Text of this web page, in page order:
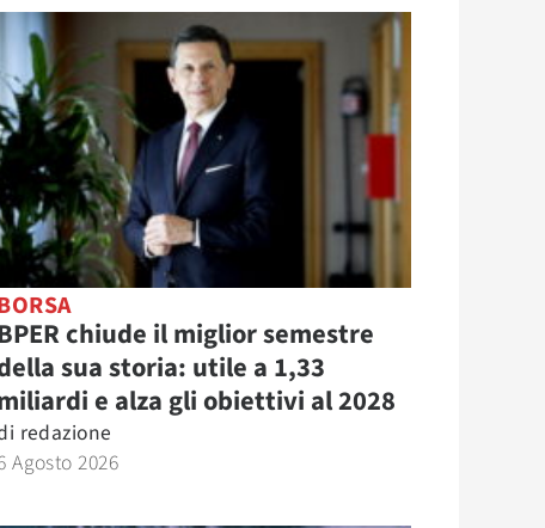
chiude il miglior semestre
sua storia: utile a 1,33
e alza gli obiettivi al 2028
redazione
Agosto 2026